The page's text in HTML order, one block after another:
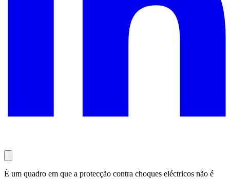
É um quadro em que a protecção contra choques eléctricos não é